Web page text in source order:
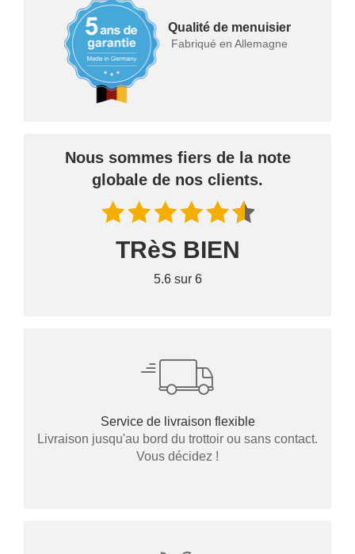
Qualité de menuisier
Fabriqué en Allemagne
Nous sommes fiers de la note
globale de nos clients.
TRèS BIEN
5.6 sur 6
Service de livraison flexible
Livraison jusqu'au bord du trottoir ou sans contact.
Vous décidez !